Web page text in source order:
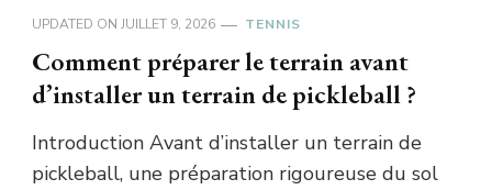
UPDATED ON JUILLET 9, 2026 TENNIS
Comment préparer le terrain avant
d’installer un terrain de pickleball ?
Introduction Avant d’installer un terrain de
pickleball, une préparation rigoureuse du sol